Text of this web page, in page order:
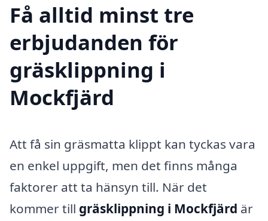
Få alltid minst tre
erbjudanden för
gräsklippning i
Mockfjärd
Att få sin gräsmatta klippt kan tyckas vara
en enkel uppgift, men det finns många
faktorer att ta hänsyn till. När det
kommer till gräsklippning i Mockfjärd är